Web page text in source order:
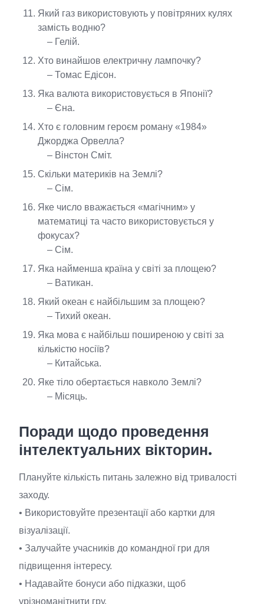
Який газ використовують у повітряних кулях
замість водню?
– Гелій.
Хто винайшов електричну лампочку?
– Томас Едісон.
Яка валюта використовується в Японії?
– Єна.
Хто є головним героєм роману «1984»
Джорджа Орвелла?
– Вінстон Сміт.
Скільки материків на Землі?
– Сім.
Яке число вважається «магічним» у
математиці та часто використовується у
фокусах?
– Сім.
Яка найменша країна у світі за площею?
– Ватикан.
Який океан є найбільшим за площею?
– Тихий океан.
Яка мова є найбільш поширеною у світі за
кількістю носіїв?
– Китайська.
Яке тіло обертається навколо Землі?
– Місяць.
Поради щодо проведення
інтелектуальних вікторин.
Плануйте кількість питань залежно від тривалості
заходу.
• Використовуйте презентації або картки для
візуалізації.
• Залучайте учасників до командної гри для
підвищення інтересу.
• Надавайте бонуси або підказки, щоб
урізноманітнити гру.